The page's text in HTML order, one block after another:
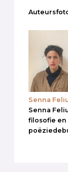
Senna
Senna
filosofie en